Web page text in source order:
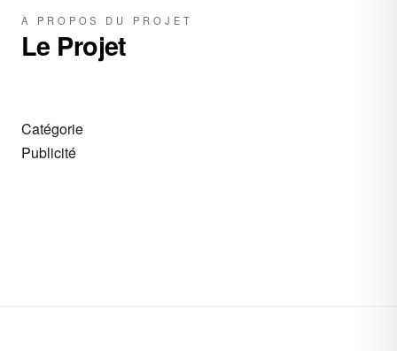
À PROPOS DU PROJET
Le Projet
Catégorie
Publicité